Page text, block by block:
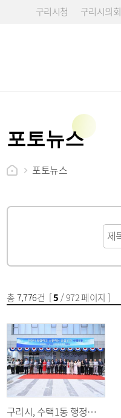
구리시청 구리시의회
포토뉴스
포토뉴스
총7,776건 [5 / 972 페이지 ]
구리시, 수택1동 행정복지센터 신청사 개청식 개최